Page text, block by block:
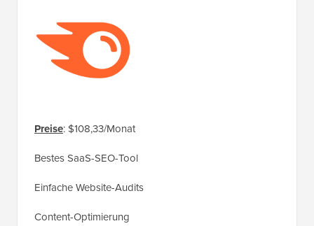
Preise: $108,33/Monat
Bestes SaaS-SEO-Tool
Einfache Website-Audits
Content-Optimierung